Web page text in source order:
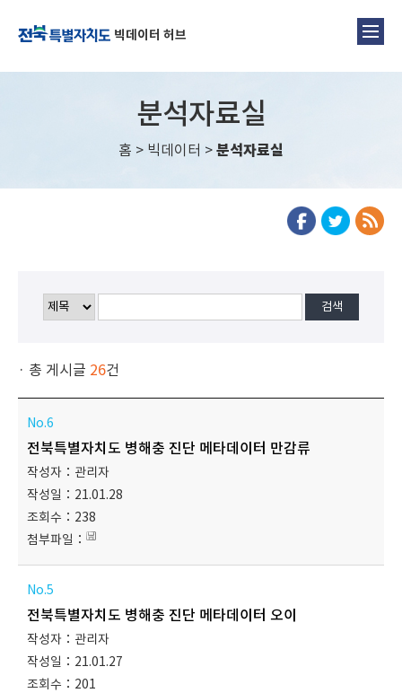
빅데이터 허브
분석자료실
홈 > 빅데이터 > 분석자료실
· 총 게시글 26건
6
전북특별자치도 병해충 진단 메타데이터 만감류
관리자
21.01.28
238
5
전북특별자치도 병해충 진단 메타데이터 오이
관리자
21.01.27
201